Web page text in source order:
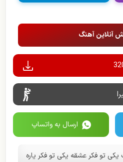
آنلاین آهنگ
ارسال به واتساپ
تو فکر عشقه یکی تو فکر یاره